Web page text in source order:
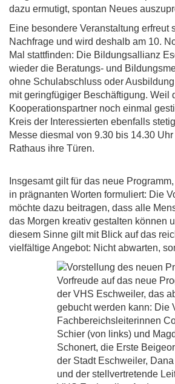
dazu ermutigt, spontan Neues
Eine besondere Veranstaltung erfreut
Nachfrage und wird deshalb am 10.
Mal stattfinden: Die Bildungsallianz
wieder die Beratungs- und
ohne Schulabschluss oder
mit geringfügiger Beschäftigung. Weil
Kooperationspartner noch einmal
Kreis der Interessierten ebenfalls
Messe diesmal von 9.30 bis 14.30
Rathaus ihre Türen.
Insgesamt gilt für das neue
in prägnanten Worten formuliert: Die
möchte dazu beitragen, dass alle
das Morgen kreativ gestalten können
diesem Sinne gilt mit Blick auf das
vielfältige Angebot: Nicht abwarten,
Vorfreude auf das neue
der VHS Eschweiler, das
gebucht werden kann: Die
Fachbereichsleiterinnen
Schier (von links) und
Schonert, die Erste
der Stadt Eschweiler,
und der stellvertretende